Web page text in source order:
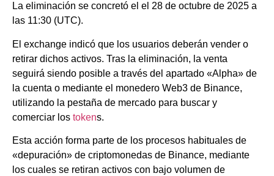
La eliminación se concretó el el 28 de octubre de 2025 a
las 11:30 (UTC).
El exchange indicó que los usuarios deberán vender o
retirar dichos activos. Tras la eliminación, la venta
seguirá siendo posible a través del apartado «Alpha» de
la cuenta o mediante el monedero Web3 de Binance,
utilizando la pestaña de mercado para buscar y
comerciar los tokens.
Esta acción forma parte de los procesos habituales de
«depuración» de criptomonedas de Binance, mediante
los cuales se retiran activos con bajo volumen de